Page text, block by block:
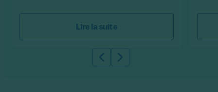
Lire la suite
Slide précédente
Slide suivante